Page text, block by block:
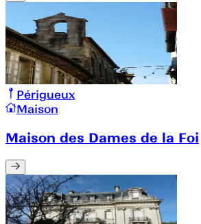
Périgueux
Maison
Maison des Dames de la Foi